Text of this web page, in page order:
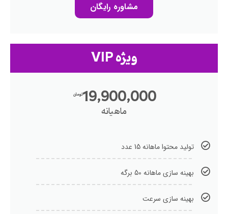
مشاوره رایگان
ویژه VIP
تومان19,900,000
ماهیانه
تولید محتوا ماهانه 15 عدد
بهینه سازی ماهانه 50 برگه
بهینه سازی سرعت